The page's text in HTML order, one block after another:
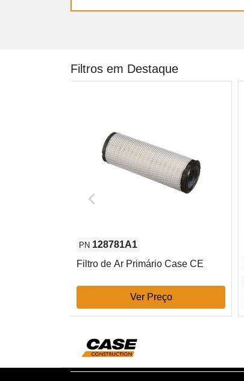
Filtros em Destaque
PN 128781A1
Filtro de Ar Primário Case CE
Ver Preço